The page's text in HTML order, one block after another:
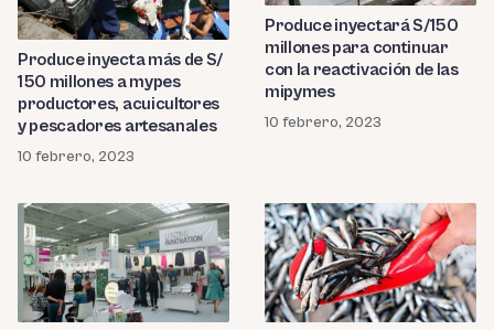
Produce inyecta más de S/
150 millones a mypes
productores, acuicultores
y pescadores artesanales
10 febrero, 2023
Produce inyectará S/150
millones para continuar
con la reactivación de las
mipymes
10 febrero, 2023